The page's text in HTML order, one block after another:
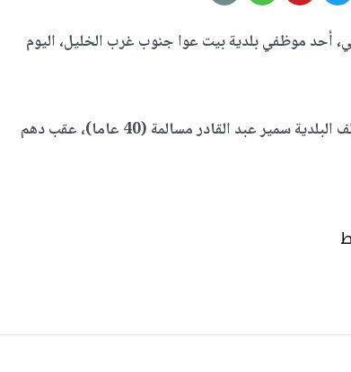
أحد موظفي بلدية بيت عوا جنوب غرب الخليل، اليوم
وأفاد شهود عيان، بأن قوات الاحتلال اعتقلت موظف البلدية سمير عبد القادر مسالمة (40 عاما)، عقب دهم